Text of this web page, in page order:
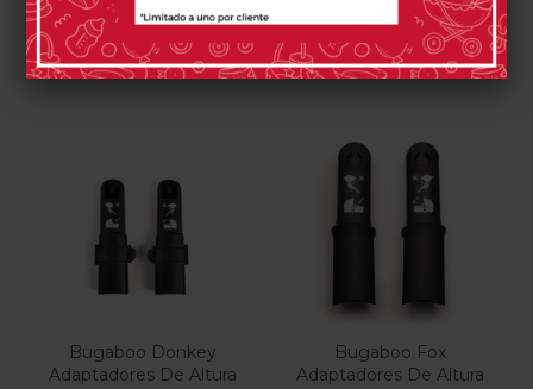
Comprar Comprar
Bugaboo Donkey
Adaptadores De Altura
Bugaboo Fox
Adaptadores De Altura